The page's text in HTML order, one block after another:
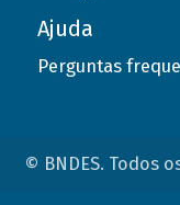
Ajuda
Perguntas
© BNDES. Todos